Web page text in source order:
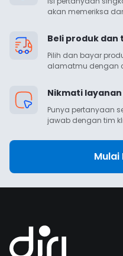
akan memeriksa
Beli produk
Pilih dan bayar
alamatmu dengan
Nikmati
Punya pertanyaan
jawab dengan tim
Mulai